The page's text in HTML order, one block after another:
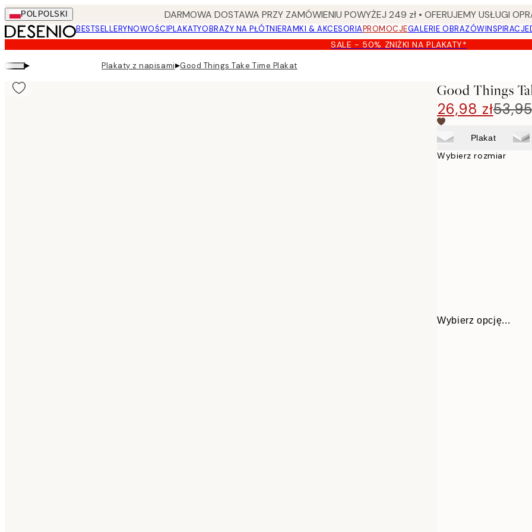
Skip
to
main
content.
POL POLSKI DARMOWA DOSTAWA PRZY ZAMÓWIENIU POWYŻEJ 249 zł • OFERUJEMY USŁUGI
BESTSELLERYNOWOŚCIPLAKATYOBRAZY NA PŁÓTNIERAMKI & AKCESORIAPROMOCJEGALERIE OBRAZÓWINSPIRACJE
SALE - 50% ZNIŻKI NA PLAKATY*
▸ Plakaty z napisami▸Good Things Take Time Plakat
Good Things
26,98 zł
Plakat
Wybierz rozmiar
Wybierz opcję...